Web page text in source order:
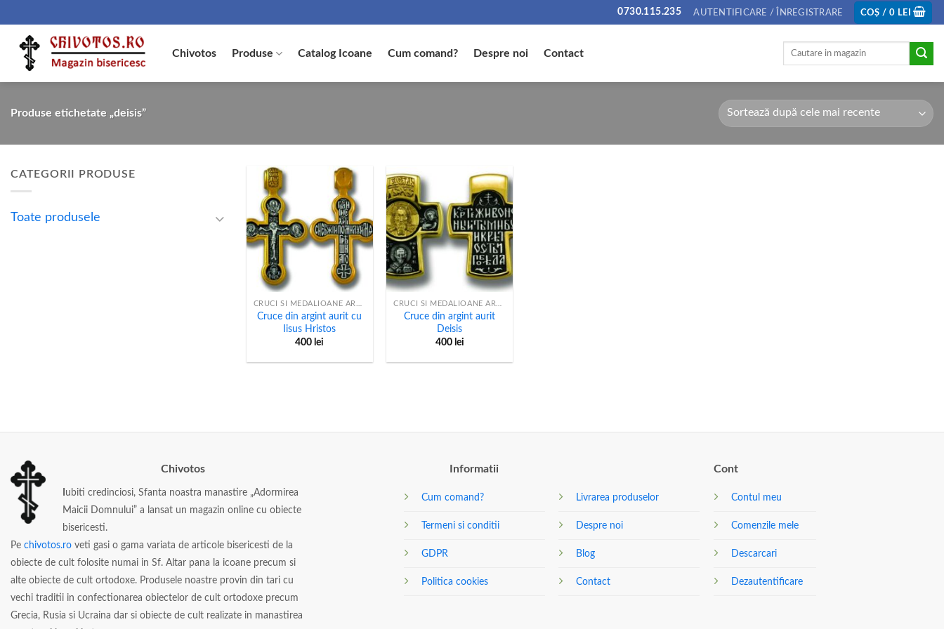
to
content
0730.115.235 AUTENTIFICARE / ÎNREGISTRARE COȘ /0 LEI
Chivotos Produse Catalog Icoane Cum comand? Despre noi Contact
Caută
Produse etichetate „deisis”
CATEGORII PRODUSE
Toate produsele
+
Cruce din argint aurit cu
Iisus Hristos
400 lei
+
Cruce din argint aurit
Deisis
400 lei
Chivotos
ubiti credinciosi, Sfanta noastra manastire „Adormirea
Maicii Domnului” a lansat un magazin online cu obiecte
bisericesti.
Pe chivotos.ro veti gasi o gama variata de articole bisericesti de la
obiecte de cult folosite numai in Sf. Altar pana la icoane precum si
alte obiecte de cult ortodoxe. Produsele noastre provin din tari cu
vechi traditii in confectionarea obiectelor de cult ortodoxe precum
Grecia, Rusia si Ucraina dar si obiecte de cult realizate in manastirea
Informatii
Cum comand?
Termeni si conditii
GDPR
Politica cookies
Livrarea produselor
Despre noi
Blog
Contact
Cont
Contul meu
Comenzile mele
Descarcari
Dezautentificare